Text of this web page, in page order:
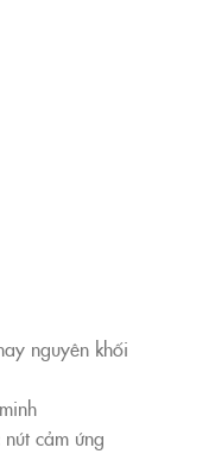
nguyên khối
cảm ứng